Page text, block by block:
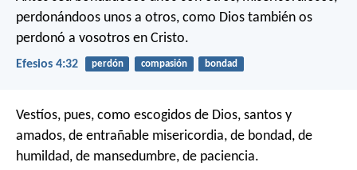
perdonándoos unos a otros, como Dios también os
perdonó a vosotros en Cristo.
Efesios 4:32 perdón compasión bondad
Vestíos, pues, como escogidos de Dios, santos y
amados, de entrañable misericordia, de bondad, de
humildad, de mansedumbre, de paciencia.